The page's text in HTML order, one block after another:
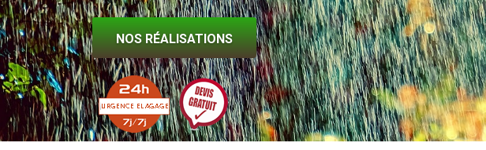
NOS RÉALISATIONS